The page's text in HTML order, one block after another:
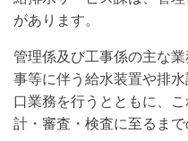
があります。
管理係及び工事係の主な
事等に伴う給水装置や排
口業務を行うとともに、
計・審査・検査に至るま